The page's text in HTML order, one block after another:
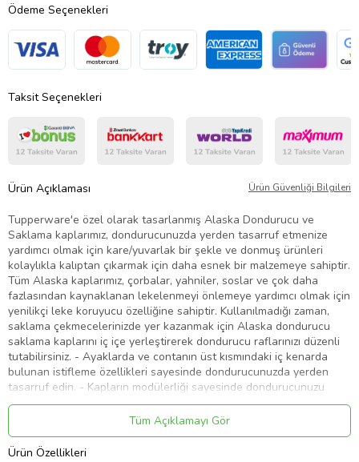
Ödeme Seçenekleri
Taksit Seçenekleri
Ürün Açıklaması Ürün Güvenliği Bilgileri
Tupperware'e özel olarak tasarlanmış Alaska Dondurucu ve
Saklama kaplarımız, dondurucunuzda yerden tasarruf etmenize
yardımcı olmak için kare/yuvarlak bir şekle ve donmuş ürünleri
kolaylıkla kalıptan çıkarmak için daha esnek bir malzemeye sahiptir.
Tüm Alaska kaplarımız, çorbalar, yahniler, soslar ve çok daha
fazlasından kaynaklanan lekelenmeyi önlemeye yardımcı olmak için
yenilikçi leke koruyucu özelliğine sahiptir. Kullanılmadığı zaman,
saklama çekmecelerinizde yer kazanmak için Alaska dondurucu
saklama kaplarını iç içe yerleştirerek dondurucu raflarınızı düzenli
tutabilirsiniz. - Ayaklarda ve contanın üst kısmındaki iç kenarda
bulunan istifleme özellikleri sayesinde dondurucunuzda yerden
tasarruf edin. - Kapların modülerliği sayesinde dondurucunuzu
düzgün bir şekilde düzenleyin! - Havalı oymalı kar tanesi tasarımı,
yalnızca dondurucuya koymanın güvenli olduğunu bilmenizi
sağlamakla kalmaz, aynı zamanda yoğuşma ile ıslandığında
kavramayı da kolaylaştırır. - Conta, içindekileri kuru havadan korur
Tüm Açıklamayı Gör
Ürün Özellikleri